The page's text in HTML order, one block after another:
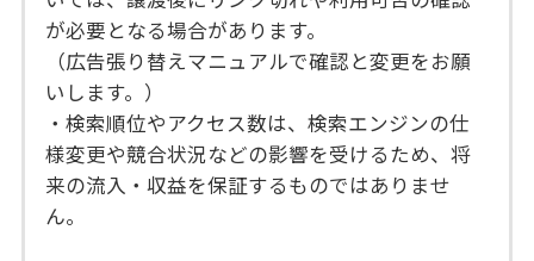
が必要となる場合があります。
（広告張り替えマニュアルで確認と変更をお願
いします。）
・検索順位やアクセス数は、検索エンジンの仕
様変更や競合状況などの影響を受けるため、将
来の流入・収益を保証するものではありませ
ん。